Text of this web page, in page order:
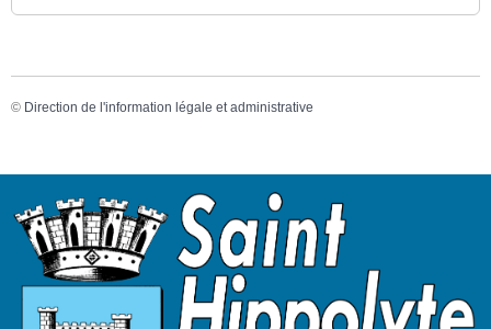
© Direction de l'information légale et administrative